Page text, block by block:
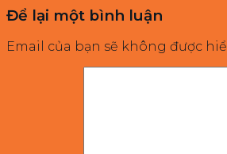
Để lại một bình luận
Email của bạn sẽ không được